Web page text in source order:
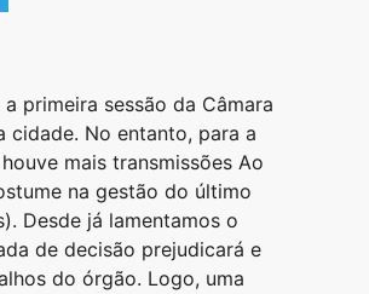
primeira sessão da Câmara
cidade. No entanto, para a
mais transmissões Ao
na gestão do último
Desde já lamentamos o
de decisão prejudicará e
do órgão. Logo, uma